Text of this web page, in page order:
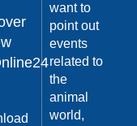
want to
point out
events
related to
the
animal
world,